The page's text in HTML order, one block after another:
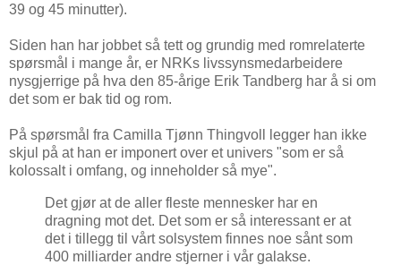
39 og 45 minutter).
Siden han har jobbet så tett og grundig med romrelaterte
spørsmål i mange år, er NRKs livssynsmedarbeidere
nysgjerrige på hva den 85-årige Erik Tandberg har å si om
det som er bak tid og rom.
På spørsmål fra Camilla Tjønn Thingvoll legger han ikke
skjul på at han er imponert over et univers "som er så
kolossalt i omfang, og inneholder så mye".
Det gjør at de aller fleste mennesker har en
dragning mot det. Det som er så interessant er at
det i tillegg til vårt solsystem finnes noe sånt som
400 milliarder andre stjerner i vår galakse.